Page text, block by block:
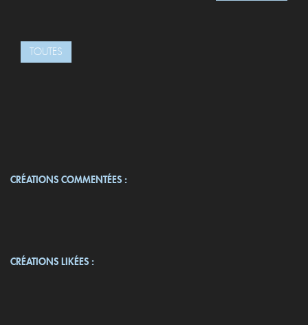
TOUTES
CRÉATIONS COMMENTÉES :
CRÉATIONS LIKÉES :